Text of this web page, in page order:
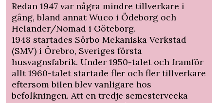
Redan 1947 var några mindre tillverkare i
gång, bland annat Wuco i Ödeborg och
Helander/Nomad i Göteborg.
1948 startades Sörbo Mekaniska Verkstad
(SMV) i Örebro, ­Sveriges första
husvagnsfabrik. Under 1950-talet och framför
allt 1960-talet startade fler och fler tillverkare
eftersom bilen blev vanligare hos
befolkningen. Att en tredje semestervecka